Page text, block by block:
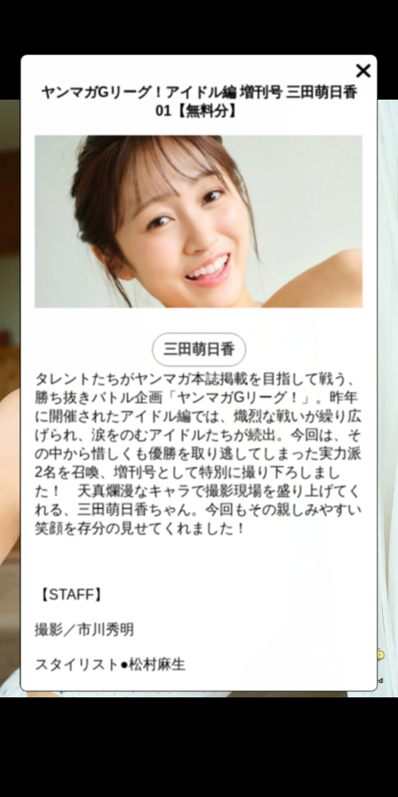
ヤンマガGリーグ！アイドル編 増刊号 三田萌日香
01【無料分】
三田萌日香
タレントたちがヤンマガ本誌掲載を目指して戦う、
勝ち抜きバトル企画「ヤンマガGリーグ！」。昨年
に開催されたアイドル編では、熾烈な戦いが繰り広
げられ、涙をのむアイドルたちが続出。今回は、そ
の中から惜しくも優勝を取り逃してしまった実力派
2名を召喚、増刊号として特別に撮り下ろしまし
た！ 天真爛漫なキャラで撮影現場を盛り上げてく
れる、三田萌日香ちゃん。今回もその親しみやすい
笑顔を存分の見せてくれました！
【STAFF】
撮影／市川秀明
スタイリスト●松村麻生
ヘアメイク●塩田結香（JULLY）
::fzkqzrz.oi